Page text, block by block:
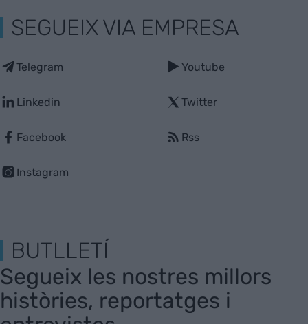
SEGUEIX VIA EMPRESA
Telegram
Linkedin
Facebook
Instagram
Youtube
Twitter
Rss
BUTLLETÍ
Segueix les nostres millors
històries, reportatges i